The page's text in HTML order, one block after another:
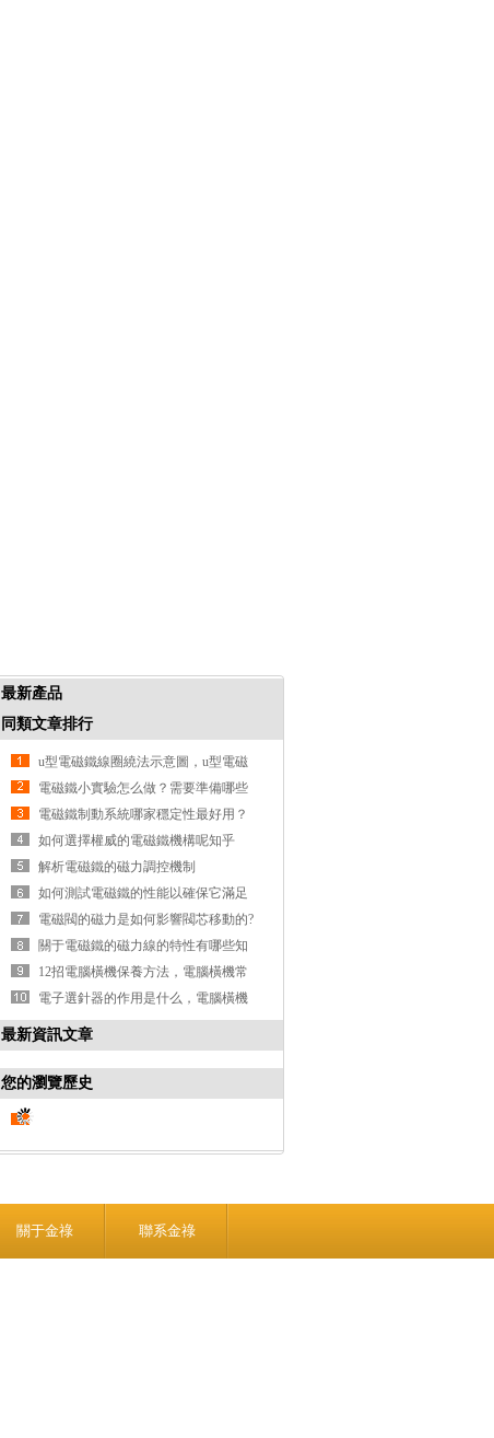
最新產品
同類文章排行
u型電磁鐵線圈繞法示意圖，u型電磁
鐵如何繞線
電磁鐵小實驗怎么做？需要準備哪些
材料和工具？
電磁鐵制動系統哪家穩定性最好用？
如何測試制動性能好壞？
如何選擇權威的電磁鐵機構呢知乎
解析電磁鐵的磁力調控機制
如何測試電磁鐵的性能以確保它滿足
特定的應用需求?
電磁閥的磁力是如何影響閥芯移動的?
關于電磁鐵的磁力線的特性有哪些知
識點總結
12招電腦橫機保養方法，電腦橫機常
見問題處理方法
電子選針器的作用是什么，電腦橫機
選針器工作原理
最新資訊文章
您的瀏覽歷史
關于金祿 聯系金祿